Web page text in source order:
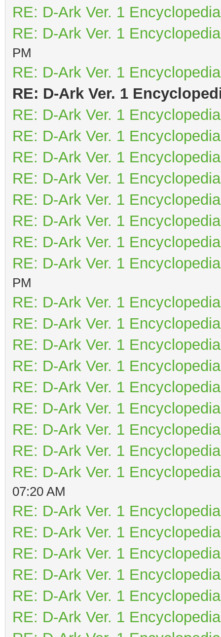
RE: D-Ark Ver. 1 Encyclopedia
RE: D-Ark Ver. 1 Encyclopedia
PM
RE: D-Ark Ver. 1 Encyclopedia
RE: D-Ark Ver. 1
RE: D-Ark Ver. 1 Encyclopedia
RE: D-Ark Ver. 1 Encyclopedia
RE: D-Ark Ver. 1 Encyclopedia
RE: D-Ark Ver. 1 Encyclopedia
RE: D-Ark Ver. 1 Encyclopedia
RE: D-Ark Ver. 1 Encyclopedia
RE: D-Ark Ver. 1 Encyclopedia
RE: D-Ark Ver. 1 Encyclopedia
PM
RE: D-Ark Ver. 1 Encyclopedia
RE: D-Ark Ver. 1 Encyclopedia
RE: D-Ark Ver. 1 Encyclopedia
RE: D-Ark Ver. 1 Encyclopedia
RE: D-Ark Ver. 1 Encyclopedia
RE: D-Ark Ver. 1 Encyclopedia
RE: D-Ark Ver. 1 Encyclopedia
RE: D-Ark Ver. 1 Encyclopedia
RE: D-Ark Ver. 1 Encyclopedia
07:20 AM
RE: D-Ark Ver. 1 Encyclopedia
RE: D-Ark Ver. 1 Encyclopedia
RE: D-Ark Ver. 1 Encyclopedia
RE: D-Ark Ver. 1 Encyclopedia
RE: D-Ark Ver. 1 Encyclopedia
RE: D-Ark Ver. 1 Encyclopedia